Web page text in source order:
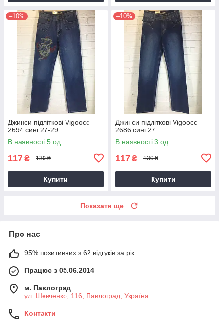
–10%
Джинси підліткові Vigoocc
2694 сині 27-29
В наявності 5 од.
117 ₴ 130 ₴
Купити
–10%
Джинси підліткові Vigoocc
2686 сині 27
В наявності 3 од.
117 ₴ 130 ₴
Купити
Показати ще
Про нас
95% позитивних з 62 відгуків за рік
Працює з 05.06.2014
м. Павлоград
ул. Шевченко, 116, Павлоград, Україна
Контакти